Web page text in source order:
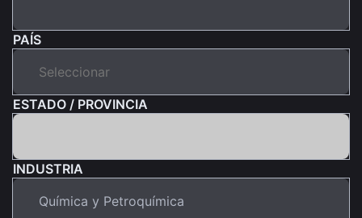
PAÍS
ESTADO / PROVINCIA
INDUSTRIA